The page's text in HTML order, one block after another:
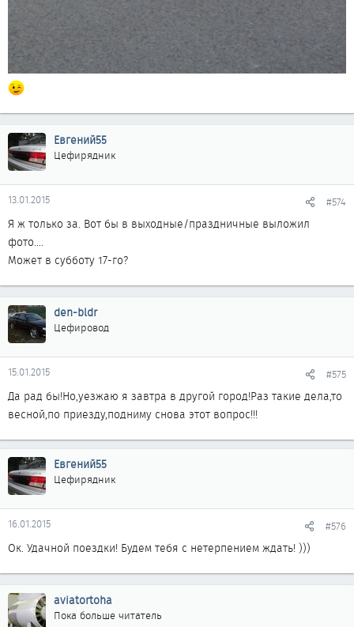
Евгений55
Цефирядник
13.01.2015 #574
Я ж только за. Вот бы в выходные/праздничные выложил
фото....
Может в субботу 17-го?
den-bldr
Цефировод
15.01.2015 #575
Да рад бы!Но,уезжаю я завтра в другой город!Раз такие дела,то
весной,по приезду,подниму снова этот вопрос!!!
Евгений55
Цефирядник
16.01.2015 #576
Ок. Удачной поездки! Будем тебя с нетерпением ждать! )))
aviatortoha
Пока больше читатель